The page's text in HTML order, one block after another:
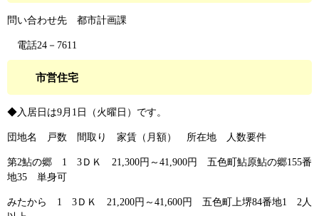
問い合わせ先 都市計画課
電話24－7611
市営住宅
◆入居日は9月1日（火曜日）です。
団地名 戸数 間取り 家賃（月額） 所在地 人数要件
第2鮎の郷 1 3ＤＫ 21,300円～41,900円 五色町鮎原鮎の郷155番
地35 単身可
みたから 1 3ＤＫ 21,200円～41,600円 五色町上堺84番地1 2人